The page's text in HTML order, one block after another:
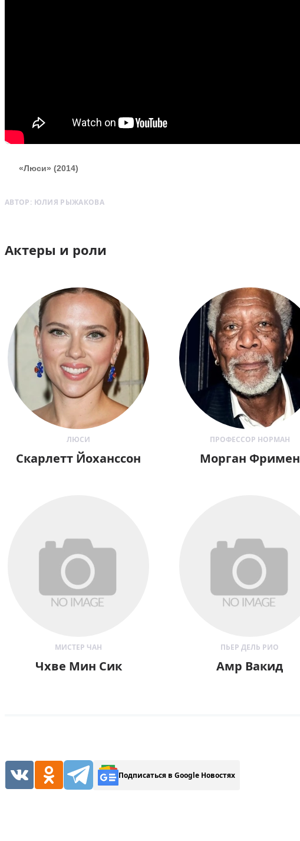
«Люси» (2014)
АВТОР: ЮЛИЯ РЫЖАКОВА
Актеры и роли
ЛЮСИ
Скарлетт Йоханссон
ПРОФЕССОР НОРМАН
Морган Фримен
МИСТЕР ЧАН
Чхве Мин Сик
ПЬЕР ДЕЛЬ РИО
Амр Вакид
Подписаться в Google Новостях